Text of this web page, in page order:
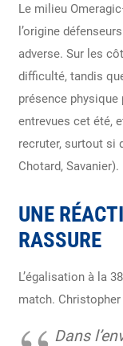
Le milieu
l’origine
adverse. Sur les
difficulté, tandis
présence
entrevues cet été,
recruter, surtout si
Chotard, Savanier).
UNE
RASSURE
L’égalisation à la
match.
Dans